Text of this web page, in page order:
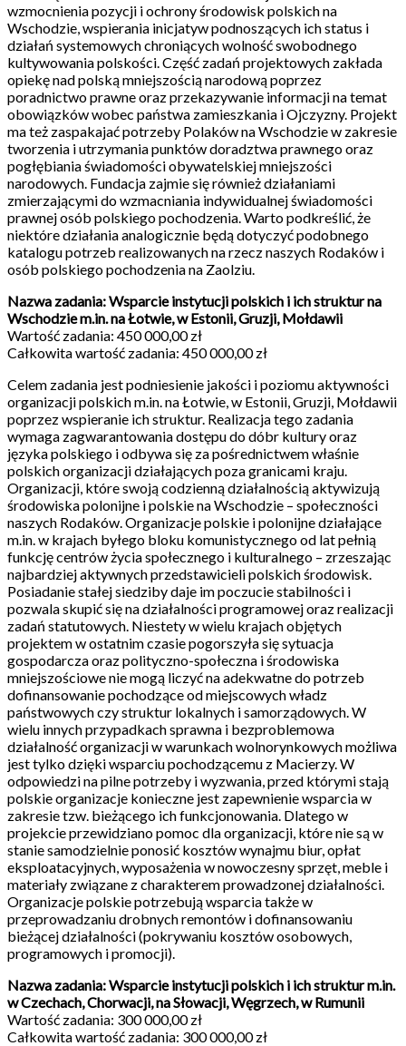
wzmocnienia pozycji i ochrony środowisk polskich na
Wschodzie, wspierania inicjatyw podnoszących ich status i
działań systemowych chroniących wolność swobodnego
kultywowania polskości. Część zadań projektowych zakłada
opiekę nad polską mniejszością narodową poprzez
poradnictwo prawne oraz przekazywanie informacji na temat
obowiązków wobec państwa zamieszkania i Ojczyzny. Projekt
ma też zaspakajać potrzeby Polaków na Wschodzie w zakresie
tworzenia i utrzymania punktów doradztwa prawnego oraz
pogłębiania świadomości obywatelskiej mniejszości
narodowych. Fundacja zajmie się również działaniami
zmierzającymi do wzmacniania indywidualnej świadomości
prawnej osób polskiego pochodzenia. Warto podkreślić, że
niektóre działania analogicznie będą dotyczyć podobnego
katalogu potrzeb realizowanych na rzecz naszych Rodaków i
osób polskiego pochodzenia na Zaolziu.
Nazwa zadania: Wsparcie instytucji polskich i ich struktur na
Wschodzie m.in. na Łotwie, w Estonii, Gruzji, Mołdawii
Wartość zadania: 450 000,00 zł
Całkowita wartość zadania: 450 000,00 zł
Celem zadania jest podniesienie jakości i poziomu aktywności
organizacji polskich m.in. na Łotwie, w Estonii, Gruzji, Mołdawii
poprzez wspieranie ich struktur. Realizacja tego zadania
wymaga zagwarantowania dostępu do dóbr kultury oraz
języka polskiego i odbywa się za pośrednictwem właśnie
polskich organizacji działających poza granicami kraju.
Organizacji, które swoją codzienną działalnością aktywizują
środowiska polonijne i polskie na Wschodzie – społeczności
naszych Rodaków. Organizacje polskie i polonijne działające
m.in. w krajach byłego bloku komunistycznego od lat pełnią
funkcję centrów życia społecznego i kulturalnego – zrzeszając
najbardziej aktywnych przedstawicieli polskich środowisk.
Posiadanie stałej siedziby daje im poczucie stabilności i
pozwala skupić się na działalności programowej oraz realizacji
zadań statutowych. Niestety w wielu krajach objętych
projektem w ostatnim czasie pogorszyła się sytuacja
gospodarcza oraz polityczno-społeczna i środowiska
mniejszościowe nie mogą liczyć na adekwatne do potrzeb
dofinansowanie pochodzące od miejscowych władz
państwowych czy struktur lokalnych i samorządowych. W
wielu innych przypadkach sprawna i bezproblemowa
działalność organizacji w warunkach wolnorynkowych możliwa
jest tylko dzięki wsparciu pochodzącemu z Macierzy. W
odpowiedzi na pilne potrzeby i wyzwania, przed którymi stają
polskie organizacje konieczne jest zapewnienie wsparcia w
zakresie tzw. bieżącego ich funkcjonowania. Dlatego w
projekcie przewidziano pomoc dla organizacji, które nie są w
stanie samodzielnie ponosić kosztów wynajmu biur, opłat
eksploatacyjnych, wyposażenia w nowoczesny sprzęt, meble i
materiały związane z charakterem prowadzonej działalności.
Organizacje polskie potrzebują wsparcia także w
przeprowadzaniu drobnych remontów i dofinansowaniu
bieżącej działalności (pokrywaniu kosztów osobowych,
programowych i promocji).
Nazwa zadania: Wsparcie instytucji polskich i ich struktur m.in.
w Czechach, Chorwacji, na Słowacji, Węgrzech, w Rumunii
Wartość zadania: 300 000,00 zł
Całkowita wartość zadania: 300 000,00 zł